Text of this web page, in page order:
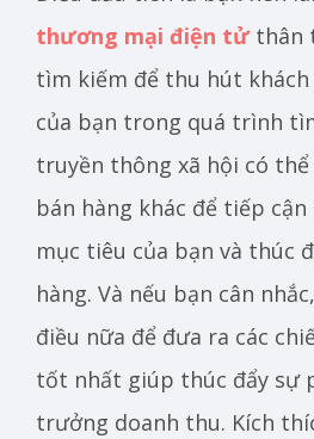
thương mại điện tửthân
tìm kiếm để thu hút
của bạn trong quá trình
truyền thông xã hội có
bán hàng khác để tiếp
mục tiêu của bạn và thúc
hàng. Và nếu bạn cân
điều nữa để đưa ra các
tốt nhất giúp thúc đẩy sự
trưởng doanh thu. Kích